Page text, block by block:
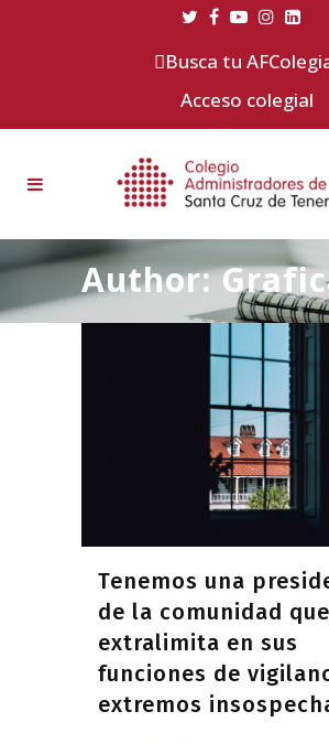
Busca tu
Acceso colegial
Author:
Tenemos una
de la comunidad
extralimita en sus
funciones de
extremos